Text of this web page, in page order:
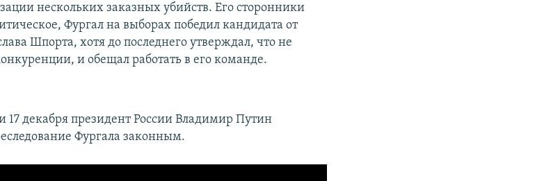
нескольких заказных убийств. Его сторонники
Фургал на выборах победил кандидата от
Шпорта, хотя до последнего утверждал, что не
и обещал работать в его команде.
17 декабря президент России Владимир Путин
Фургала законным.